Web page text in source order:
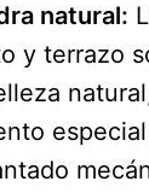
natural:
y terrazo